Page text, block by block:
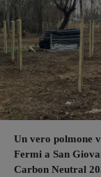
Un vero polmone
Fermi a San
Carbon Neutral